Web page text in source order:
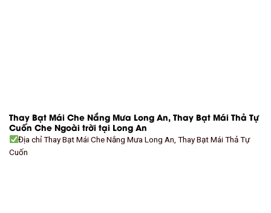
Thay Bạt Mái Che Nắng Mưa Long An, Thay Bạt Mái Thả Tự
Cuốn Che Ngoài trời tại Long An
Địa chỉ Thay Bạt Mái Che Nắng Mưa Long An, Thay Bạt Mái Thả Tự
Cuốn